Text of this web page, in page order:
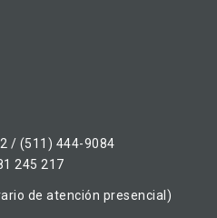
/ (511) 444-9084
245 217
de atención presencial)